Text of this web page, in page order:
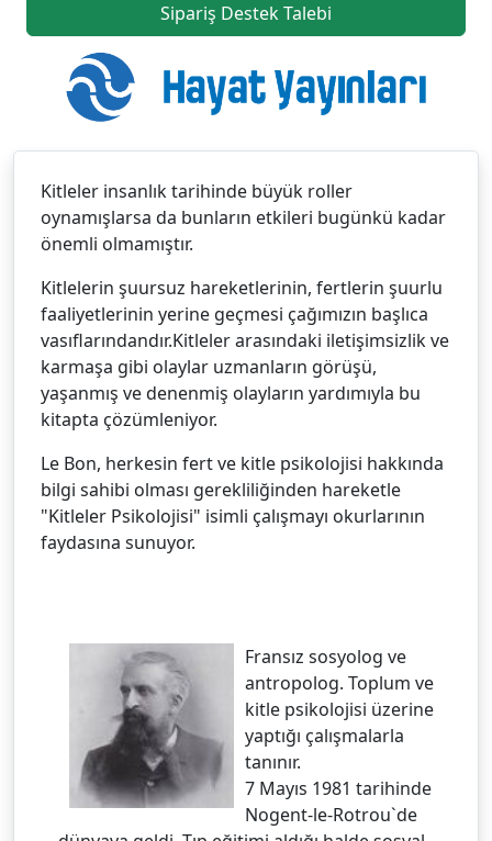
Sipariş Destek Talebi
Kitleler insanlık tarihinde büyük roller
oynamışlarsa da bunların etkileri bugünkü kadar
önemli olmamıştır.
Kitlelerin şuursuz hareketlerinin, fertlerin şuurlu
faaliyetlerinin yerine geçmesi çağımızın başlıca
vasıflarındandır.Kitleler arasındaki iletişimsizlik ve
karmaşa gibi olaylar uzmanların görüşü,
yaşanmış ve denenmiş olayların yardımıyla bu
kitapta çözümleniyor.
Le Bon, herkesin fert ve kitle psikolojisi hakkında
bilgi sahibi olması gerekliliğinden hareketle
"Kitleler Psikolojisi" isimli çalışmayı okurlarının
faydasına sunuyor.
Fransız sosyolog ve
antropolog. Toplum ve
kitle psikolojisi üzerine
yaptığı çalışmalarla
tanınır.
7 Mayıs 1981 tarihinde
Nogent-le-Rotrou`de